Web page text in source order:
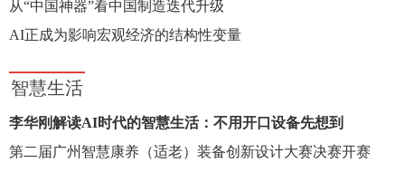
从“中国神器”看中国制造迭代升级
AI正成为影响宏观经济的结构性变量
智慧生活
李华刚解读AI时代的智慧生活：不用开口设备先想到
第二届广州智慧康养（适老）装备创新设计大赛决赛开赛